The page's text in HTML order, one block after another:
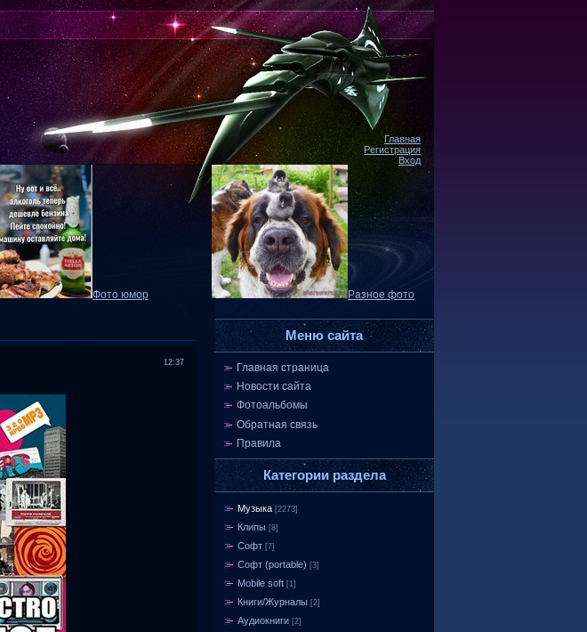
Главная
Регистрация
Вход
Фото юмор
Разное фото
12:37
Меню сайта
Главная страница
Новости сайта
Фотоальбомы
Обратная связь
Правила
Категории раздела
Музыка [2273]
Клипы [8]
Софт [7]
Софт (portable) [3]
Mobile soft [1]
Книги/Журналы [2]
Аудиокниги [2]